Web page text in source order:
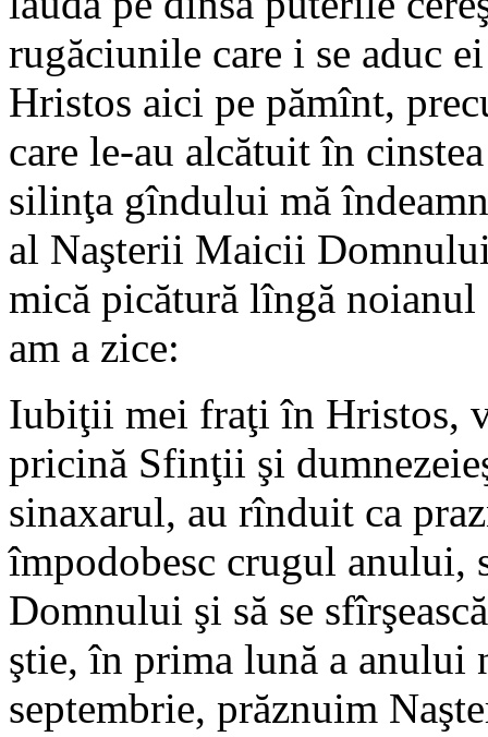
rugăciunile care i se aduc
Hristos aici pe pămînt,
care le-au alcătuit în
silinţa gîndului mă
al Naşterii Maicii
mică picătură lîngă
am a zice:
Iubiţii mei fraţi în Hristos,
pricină Sfinţii şi
sinaxarul, au rînduit ca
împodobesc crugul anului,
Domnului şi să se
ştie, în prima lună a anului
septembrie, prăznuim